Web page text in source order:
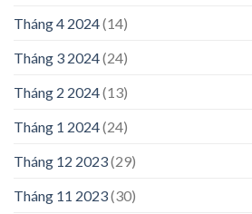
Tháng 4 2024(14)
Tháng 3 2024(24)
Tháng 2 2024(13)
Tháng 1 2024(24)
Tháng 12 2023(29)
Tháng 11 2023(30)